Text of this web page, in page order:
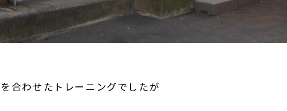
合わせたトレーニングでしたが